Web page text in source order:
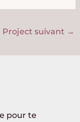
Project suivant →
pour te